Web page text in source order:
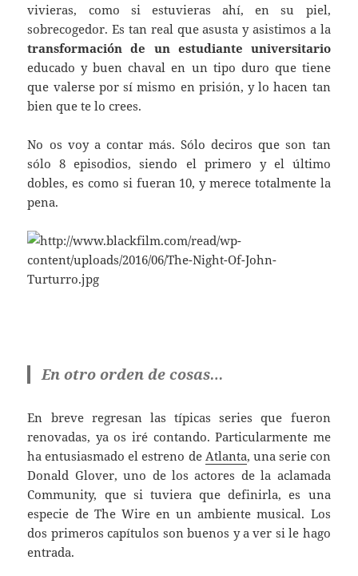
vivieras, como si estuvieras ahí, en su piel,
sobrecogedor. Es tan real que asusta y asistimos a la
transformación de un estudiante universitario
educado y buen chaval en un tipo duro que tiene
que valerse por sí mismo en prisión, y lo hacen tan
bien que te lo crees.
No os voy a contar más. Sólo deciros que son tan
sólo 8 episodios, siendo el primero y el último
dobles, es como si fueran 10, y merece totalmente la
pena.
En otro orden de cosas…
En breve regresan las típicas series que fueron
renovadas, ya os iré contando. Particularmente me
ha entusiasmado el estreno de Atlanta, una serie con
Donald Glover, uno de los actores de la aclamada
Community, que si tuviera que definirla, es una
especie de The Wire en un ambiente musical. Los
dos primeros capítulos son buenos y a ver si le hago
entrada.